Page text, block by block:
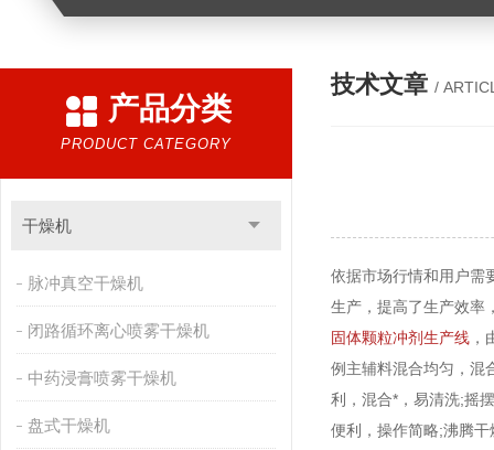
产品分类
PRODUCT CATEGORY
干燥机
脉冲真空干燥机
闭路循环离心喷雾干燥机
中药浸膏喷雾干燥机
盘式干燥机
技术文章 /
依据市场行情和用户需
生产，提高了生产效率
固体颗粒冲剂生产线
例主辅料混合均匀，混
利，混合*，易清洗;摇
便利，操作简略;沸腾